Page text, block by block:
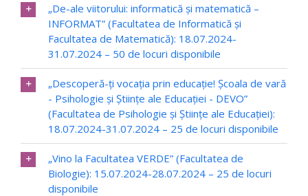
„De-ale viitorului: informatică și matematică –
INFORMAT” (Facultatea de Informatică și
Facultatea de Matematică): 18.07.2024-
31.07.2024 – 50 de locuri disponibile
„Descoperă-ţi vocaţia prin educaţie! Şcoala de vară
- Psihologie şi Ştiinţe ale Educaţiei - DEVO”
(Facultatea de Psihologie şi Ştiinţe ale Educaţiei):
18.07.2024-31.07.2024 – 25 de locuri disponibile
„Vino la Facultatea VERDE” (Facultatea de
Biologie): 15.07.2024-28.07.2024 – 25 de locuri
disponibile